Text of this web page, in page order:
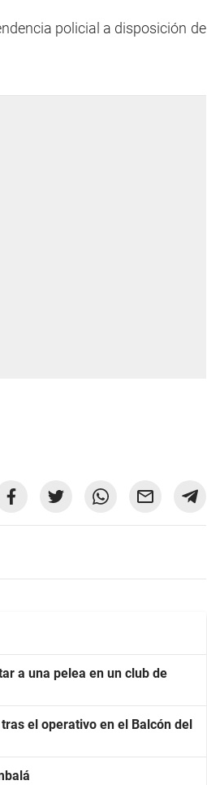
policial a disposición de
a una pelea en un club de
el operativo en el Balcón del